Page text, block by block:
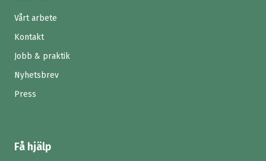
Vårt arbete
Kontakt
Jobb & praktik
Nyhetsbrev
Press
Få hjälp